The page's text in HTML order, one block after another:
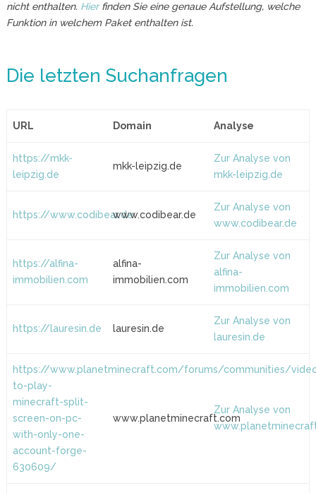
nicht enthalten. Hierfinden Sie eine genaue Aufstellung, welche
Funktion in welchem Paket enthalten ist.
Die letzten Suchanfragen
URL Domain Analyse
https://mkk-
leipzig.de
mkk-leipzig.de
Zur Analyse von
mkk-leipzig.de
https://www.codibear.dewww.codibear.de
Zur Analyse von
www.codibear.de
https://alfina-
immobilien.com
alfina-
immobilien.com
Zur Analyse von
alfina-
immobilien.com
https://lauresin.de lauresin.de
Zur Analyse von
lauresin.de
https://www.planetminecraft.com/forums/communities/
to-play-
minecraft-split-
screen-on-pc-
with-only-one-
account-forge-
630609/
www.planetminecraft.com
Zur Analyse von